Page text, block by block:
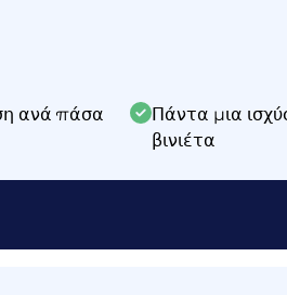
ανά πάσα
Πάντα μια
βινιέτα